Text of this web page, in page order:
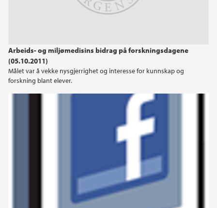
Arbeids- og miljømedisins bidrag på forskningsdagene
(05.10.2011)
Målet var å vekke nysgjerrighet og interesse for kunnskap og
forskning blant elever.